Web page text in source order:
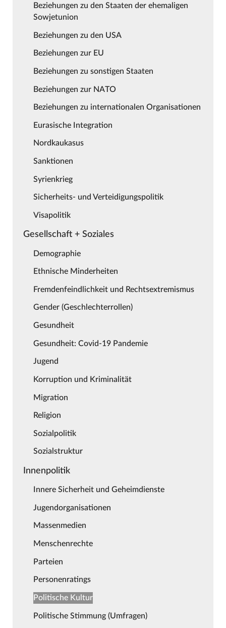
Beziehungen zu den Staaten der ehemaligen
Sowjetunion
Beziehungen zu den USA
Beziehungen zur EU
Beziehungen zu sonstigen Staaten
Beziehungen zur NATO
Beziehungen zu internationalen Organisationen
Eurasische Integration
Nordkaukasus
Sanktionen
Syrienkrieg
Sicherheits- und Verteidigungspolitik
Visapolitik
Gesellschaft + Soziales
Demographie
Ethnische Minderheiten
Fremdenfeindlichkeit und Rechtsextremismus
Gender (Geschlechterrollen)
Gesundheit
Gesundheit: Covid-19 Pandemie
Jugend
Korruption und Kriminalität
Migration
Religion
Sozialpolitik
Sozialstruktur
Innenpolitik
Innere Sicherheit und Geheimdienste
Jugendorganisationen
Massenmedien
Menschenrechte
Parteien
Personenratings
Politische Kultur
Politische Stimmung (Umfragen)